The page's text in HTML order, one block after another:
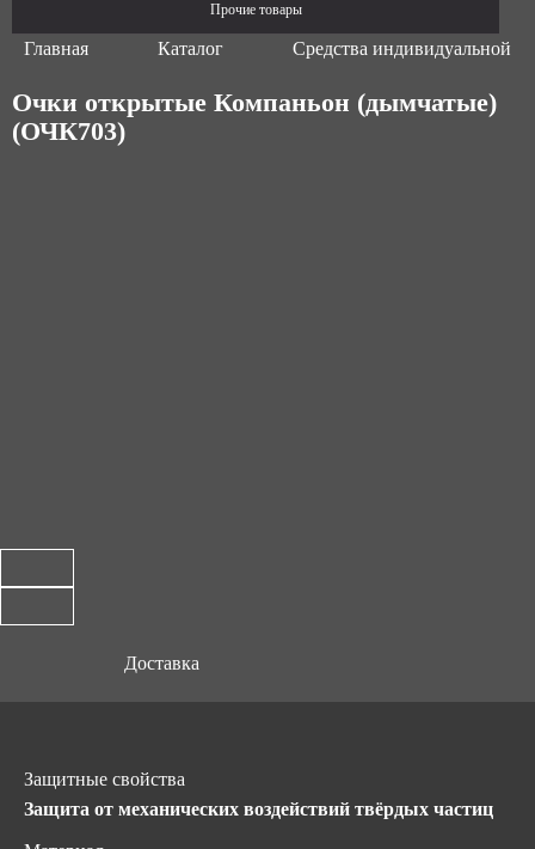
Прочие товары
Главная Каталог Средства индивидуальной
Очки открытые Компаньон (дымчатые)
(ОЧК703)
Доставка
Защитные свойства
Защита от механических воздействий твёрдых частиц